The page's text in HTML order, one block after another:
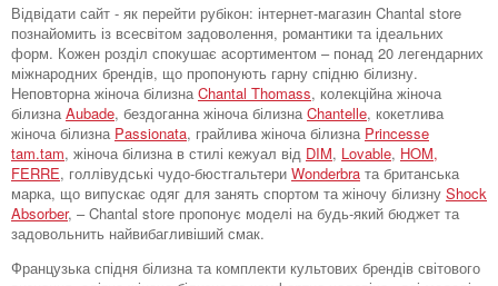
Відвідати сайт - як перейти рубікон: інтернет-магазин Chantal store
познайомить із всесвітом задоволення, романтики та ідеальних
форм. Кожен розділ спокушає асортиментом – понад 20 легендарних
міжнародних брендів, що пропонують гарну спідню білизну.
Неповторна жіноча білизна Chantal Thomass, колекційна жіноча
білизна Aubade, бездоганна жіноча білизна Chantelle, кокетлива
жіноча білизна Passionata, грайлива жіноча білизна Princesse
tam.tam, жіноча білизна в стилі кежуал від DIM, Lovable, HOM,
FERRE, голлівудські чудо-бюстгальтери Wonderbra та британська
марка, що випускає одяг для занять спортом та жіночу білизну Shock
Absorber, – Chantal store пропонує моделі на будь-який бюджет та
задовольнить найвибагливіший смак.
Французька спідня білизна та комплекти культових брендів світового